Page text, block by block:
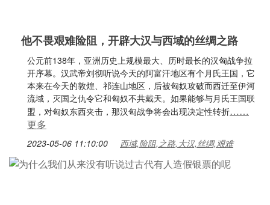
他不畏艰难险阻，开辟大汉与西域的丝绸之路
公元前138年，亚洲历史上规模最大、历时最长的汉匈战争拉
开序幕。汉武帝刘彻听说今天的阿富汗地区有个月氏王国，它
本来在今天的敦煌、祁连山地区，后被匈奴攻破而西迁至伊河
流域，灭国之仇令它和匈奴不共戴天。如果能够与月氏王国联
盟，对匈奴东西夹击，那汉匈战争将会出现决定性转折……
更多
2023-05-06 11:10:00 西域,险阻,之路,大汉,丝绸,艰难